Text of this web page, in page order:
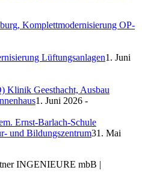
Komplettmodernisierung OP-
Lüftungsanlagen1. Juni
Geesthacht, Ausbau
1. Juni 2026 -
Ernst-Barlach-Schule
und Bildungszentrum31. Mai
INGENIEURE mbB |